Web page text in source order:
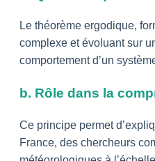
Le théorème ergodique,
complexe et évoluant sur
comportement d’un
b. Rôle dans la
Ce principe permet
France, des chercheurs